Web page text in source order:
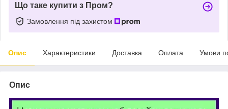
Що таке купити з Пром?
Замовлення під захистом
Опис Характеристики Доставка Оплата Умови
Опис